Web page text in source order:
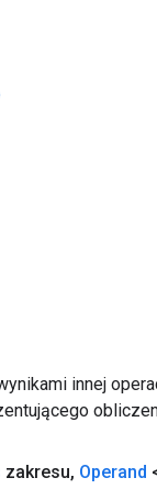
innej
zakresu, Operand